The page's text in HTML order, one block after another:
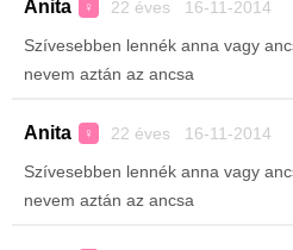
Anita ♀ 22 éves 16-11-2014
Szívesebben lennék anna vagy
nevem aztán az ancsa
Anita ♀ 22 éves 16-11-2014
Szívesebben lennék anna vagy
nevem aztán az ancsa